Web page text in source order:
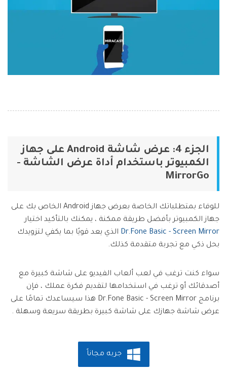
الجزء 4: عرض شاشة Android على جهاز
الكمبيوتر باستخدام أداة عرض الشاشة -
MirrorGo
للوفاء بمتطلباتك الخاصة بعرض جهاز Android الخاص بك على
جهاز الكمبيوتر بأفضل طريقة ممكنة ، يمكنك بالتأكيد اختيار
Dr.Fone Basic - Screen Mirror الذي يعد قويًا بما يكفي لتزويدك
بحل ذكي مع تجربة متقدمة كذلك.
سواء كنت ترغب في لعب ألعاب الفيديو على شاشة كبيرة مع
أصدقائك أو ترغب في استخدامها لتقديم فكرة عملك ، فإن
برنامج Dr.Fone Basic - Screen Mirror هذا سيساعدك تمامًا على
عرض شاشة جهازك على شاشة كبيرة بطريقة سريعة وسهلة .
جربه مجاناً